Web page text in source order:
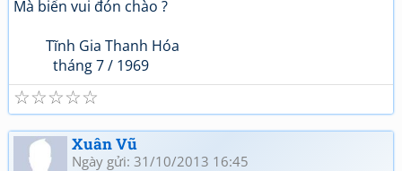
Mà biển vui đón chào ?
Tĩnh Gia Thanh Hóa
tháng 7 / 1969
☆
☆
☆
☆
☆
Xuân Vũ
Ngày gửi: 31/10/2013 16:45